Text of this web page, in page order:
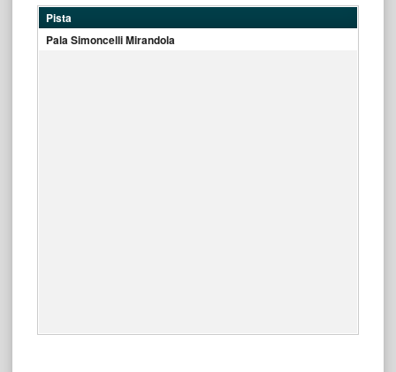
Pista
Pala Simoncelli Mirandola